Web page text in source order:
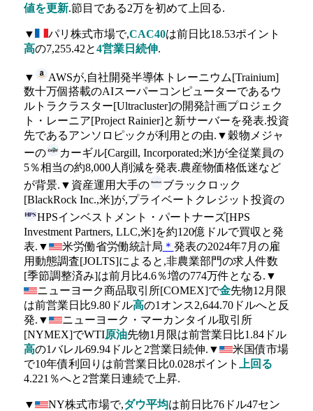
値を更新.節目である2万を初めて上回る.
▼ パリ株式市場で,CAC40は前日比18.53ポイント
高の7,255.42と4営業日続伸.
▼
AWSが,自社開発半導体トレーニウム[Trainium]
数十万個搭載のAIスーパーコンピューターであるウ
ルトラクラスター[Ultracluster]の開発計画プロジェク
ト・レーニア[Project Rainier]と新サーバーを発表.投資
先であるアンソロピックが利用との由.▼穀物メジャ
ーの
カーギル[Cargill, Incorporated;米]が全従業員の
5％相当の約8,000人削減を発表.農産物価格低迷など
が背景.▼資産運用大手の
ブラックロック
[BlackRock Inc.,米]が,プライベートクレジット投資の
HPSインベストメント・パートナーズ[HPS
Investment Partners, LLC,米]を約120億ドルで買収と発
表.▼
米労働省労働統計局 ＊ 発表の2024年7月の雇
用動態調査[JOLTS]によると,非農業部門の求人件数
[季節調整済み]は前月比4.6％増の774万件となる.▼
ニューヨーク商品取引所[COMEX]で金先物12月限
は前営業日比9.80ドル高の1オンス2,644.70ドルへと反
発.▼
ニューヨーク・マーカンタイル取引所
[NYMEX]でWTI原油先物1月限は前営業日比1.84ドル
高の1バレル69.94ドルと2営業日続伸.▼
米国債市場
で10年債利回りは前営業日比0.028ポイント
上回る
4.221％へと2営業日連続で上昇.
▼ NY株式市場で,ダウ平均は前日比76ドル47セン